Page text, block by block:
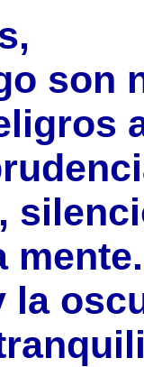
son
mente.
la